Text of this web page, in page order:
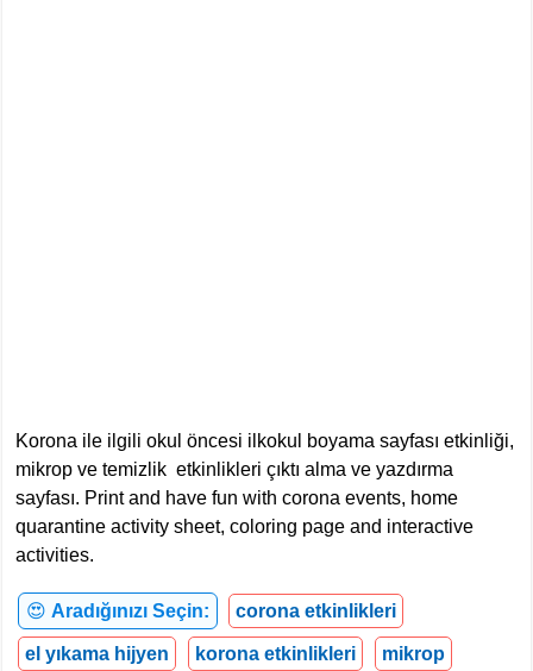
Korona ile ilgili okul öncesi ilkokul boyama sayfası etkinliği,
mikrop ve temizlik etkinlikleri çıktı alma ve yazdırma
sayfası. Print and have fun with corona events, home
quarantine activity sheet, coloring page and interactive
activities.
😍 Aradığınızı Seçin: corona etkinlikleri
el yıkama hijyen korona etkinlikleri mikrop